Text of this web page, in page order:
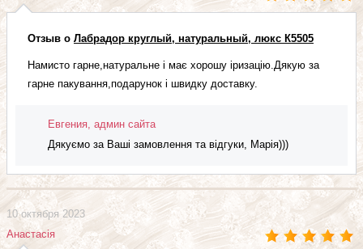
Отзыв о Лабрадор круглый, натуральный, люкс К5505
Намисто гарне,натуральне і має хорошу іризацію.Дякую за
гарне пакування,подарунок і швидку доставку.
Евгения, админ сайта
Дякуємо за Ваші замовлення та відгуки, Марія)))
10 октября 2023
Анастасія